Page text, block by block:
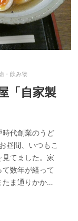
・飲み物
「自家製
代創業のうど
昼間、いつもこ
てました。家
数年が経って
たま通りかか…